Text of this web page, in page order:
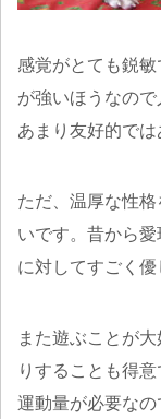
感覚がとても鋭
が強いほうなの
あまり友好的では
ただ、温厚な性
いです。昔から
に対してすごく優
また遊ぶことが
りすることも得
運動量が必要なの